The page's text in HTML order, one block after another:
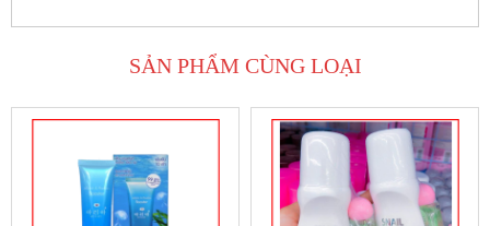
SẢN PHẨM CÙNG LOẠI